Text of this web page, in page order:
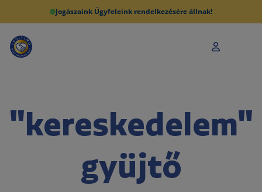
Jogászaink Ügyfeleink rendelkezésére állnak!
"kereskedelem"
gyüjtő